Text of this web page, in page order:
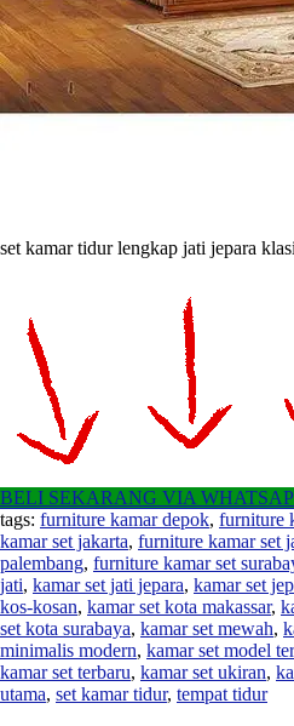
set kamar tidur lengkap jati jepara
BELI SEKARANG VIA
tags: furniture kamar depok, furniture
kamar set jakarta, furniture kamar set
palembang, furniture kamar set
jati, kamar set jati jepara, kamar set
kos-kosan, kamar set kota makassar,
set kota surabaya, kamar set mewah,
minimalis modern, kamar set model
kamar set terbaru, kamar set ukiran,
utama, set kamar tidur, tempat tidur